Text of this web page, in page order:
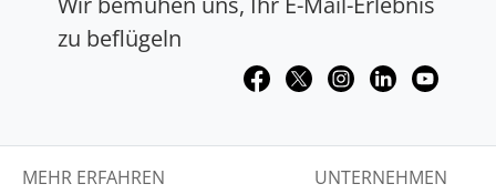
zu beflügeln
MEHR ERFAHREN UNTERNEHMEN